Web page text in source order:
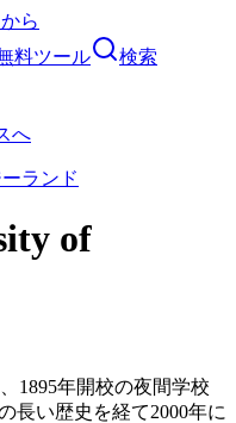
ら
料ツール 検索
へ
ランド
of
1895年開校の夜間学校
長い歴史を経て2000年に